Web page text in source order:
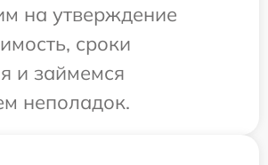
на утверждение
сроки
и займемся
неполадок.